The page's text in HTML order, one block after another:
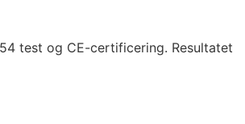
test og CE-certificering. Resultatet